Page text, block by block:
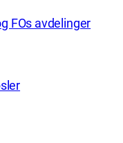
FOs avdelinger